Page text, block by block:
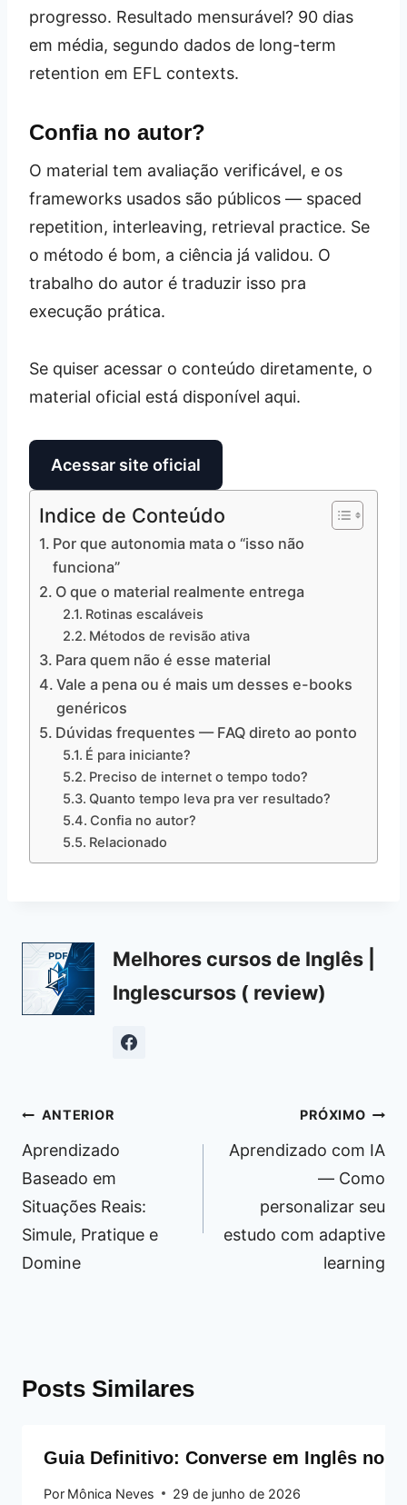
progresso. Resultado mensurável? 90 dias
em média, segundo dados de long-term
retention em EFL contexts.
Confia no autor?
O material tem avaliação verificável, e os
frameworks usados são públicos — spaced
repetition, interleaving, retrieval practice. Se
o método é bom, a ciência já validou. O
trabalho do autor é traduzir isso pra
execução prática.
Se quiser acessar o conteúdo diretamente, o
material oficial está disponível aqui.
Acessar site oficial
Indice de Conteúdo
Por que autonomia mata o “isso não
funciona”
O que o material realmente entrega
Rotinas escaláveis
Métodos de revisão ativa
Para quem não é esse material
Vale a pena ou é mais um desses e-books
genéricos
Dúvidas frequentes — FAQ direto ao ponto
É para iniciante?
Preciso de internet o tempo todo?
Quanto tempo leva pra ver resultado?
Confia no autor?
Relacionado
Melhores cursos de Inglês |
Inglescursos ( review)
Navegação
de
Post
ANTERIOR
Aprendizado
Baseado em
Situações Reais:
Simule, Pratique e
Domine
PRÓXIMO
Aprendizado com IA
— Como
personalizar seu
estudo com adaptive
learning
Posts Similares
Guia Definitivo: Converse em Inglês no
Por Mônica Neves 29 de junho de 2026